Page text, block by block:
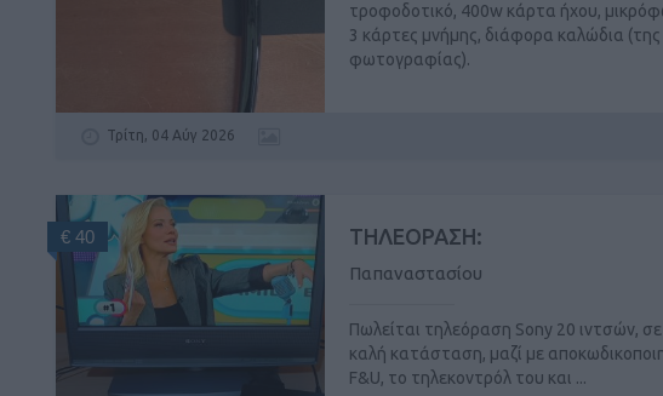
τροφοδοτικό, 400w κάρτα ήχου,
3 κάρτες μνήμης, διάφορα καλώδια (της
φωτογραφίας).
Τρίτη, 04 Αύγ 2026
ΤΗΛΕΟΡΑΣΗ:
Παπαναστασίου
Πωλείται τηλεόραση Sony 20 ιντσών,
καλή κατάσταση, μαζί με
F&U, το τηλεκοντρόλ του και ...
€ 40